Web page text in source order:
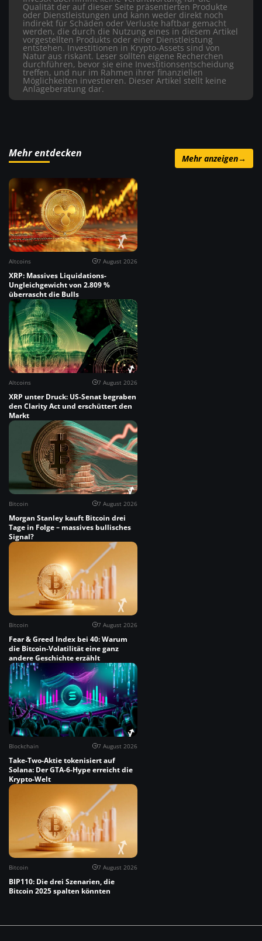
Qualität der auf dieser Seite präsentierten Produkte
oder Dienstleistungen und kann weder direkt noch
indirekt für Schäden oder Verluste haftbar gemacht
werden, die durch die Nutzung eines in diesem Artikel
vorgestellten Produkts oder einer Dienstleistung
entstehen. Investitionen in Krypto-Assets sind von
Natur aus riskant. Leser sollten eigene Recherchen
durchführen, bevor sie eine Investitionsentscheidung
treffen, und nur im Rahmen ihrer finanziellen
Möglichkeiten investieren. Dieser Artikel stellt keine
Anlageberatung dar.
Mehr entdecken Mehr anzeigen→
Altcoins 7 August 2026
XRP: Massives Liquidations-
Ungleichgewicht von 2.809 %
überrascht die Bulls
Altcoins 7 August 2026
XRP unter Druck: US-Senat begraben
den Clarity Act und erschüttert den
Markt
Bitcoin 7 August 2026
Morgan Stanley kauft Bitcoin drei
Tage in Folge – massives bullisches
Signal?
Bitcoin 7 August 2026
Fear & Greed Index bei 40: Warum
die Bitcoin-Volatilität eine ganz
andere Geschichte erzählt
Blockchain 7 August 2026
Take-Two-Aktie tokenisiert auf
Solana: Der GTA-6-Hype erreicht die
Krypto-Welt
Bitcoin 7 August 2026
BIP110: Die drei Szenarien, die
Bitcoin 2025 spalten könnten